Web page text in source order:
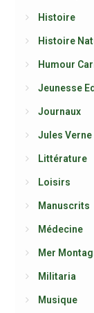
Histoire
Histoire
Humour
Jeunesse
Journaux
Jules Verne
Littérature
Loisirs
Manuscrits
Médecine
Mer
Militaria
Musique